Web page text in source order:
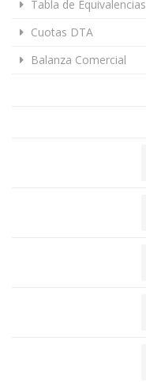
Tabla de Equivalencias
Cuotas DTA
Balanza Comercial